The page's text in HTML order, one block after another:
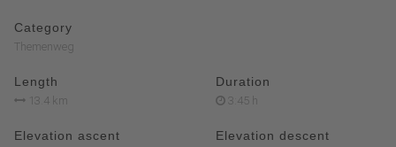
Category
Themenweg
Length
13.4 km
Duration
3:45 h
Elevation ascent Elevation descent